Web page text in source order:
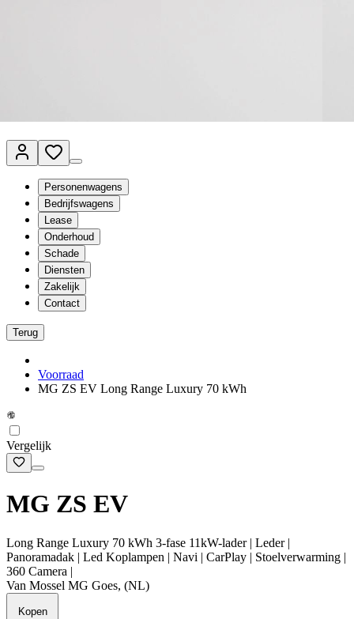
Personenwagens
Bedrijfswagens
Lease
Onderhoud
Schade
Diensten
Zakelijk
Contact
Terug
Voorraad
MG ZS EV Long Range Luxury 70 kWh
Vergelijk
MG ZS EV
Long Range Luxury 70 kWh 3-fase 11kW-lader | Leder |
Panoramadak | Led Koplampen | Navi | CarPlay | Stoelverwarming |
360 Camera |
Van Mossel MG Goes, (NL)
Kopen